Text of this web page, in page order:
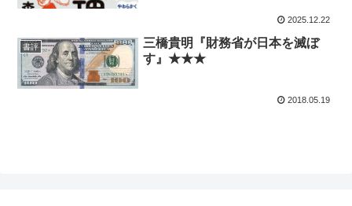
2025.12.22
書評
三橋貴明『財務省が日本を滅ぼ
す』★★★
2018.05.19